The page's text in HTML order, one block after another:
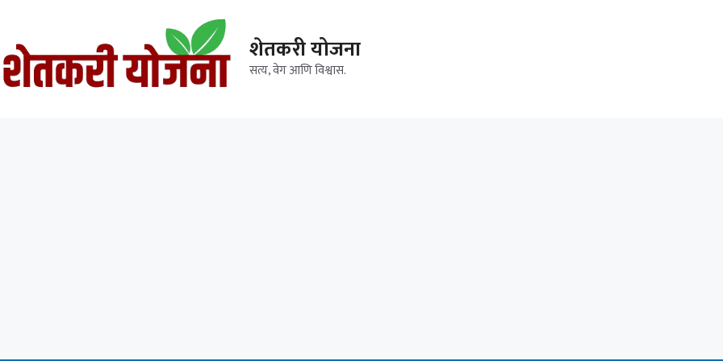
शेतकरी योजना
सत्य, वेग आणि विश्वास.